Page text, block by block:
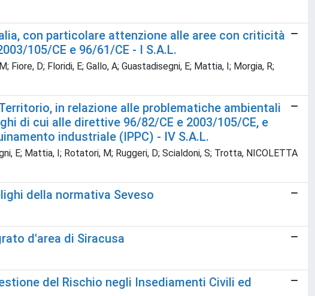
con particolare attenzione alle aree con criticità
105/CE e 96/61/CE - I S.A.L.
Fiore, D; Floridi, E; Gallo, A; Guastadisegni, E; Mattia, I; Morgia, R;
in relazione alle problematiche ambientali
di cui alle direttive 96/82/CE e 2003/105/CE, e
industriale (IPPC) - IV S.A.L.
E; Mattia, I; Rotatori, M; Ruggeri, D; Scialdoni, S; Trotta, NICOLETTA
della normativa Seveso
d'area di Siracusa
del Rischio negli Insediamenti Civili ed